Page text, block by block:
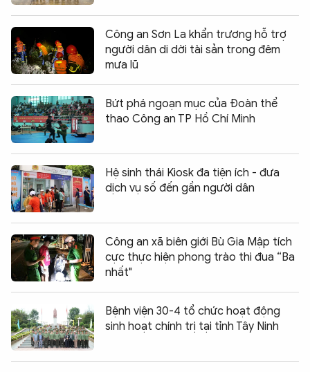
Công an Sơn La khẩn trương hỗ trợ
người dân di dời tài sản trong đêm
mưa lũ
Bứt phá ngoạn mục của Đoàn thể
thao Công an TP Hồ Chí Minh
Hệ sinh thái Kiosk đa tiện ích - đưa
dịch vụ số đến gần người dân
Công an xã biên giới Bù Gia Mập tích
cực thực hiện phong trào thi đua “Ba
nhất"
Bệnh viện 30-4 tổ chức hoạt động
sinh hoạt chính trị tại tỉnh Tây Ninh